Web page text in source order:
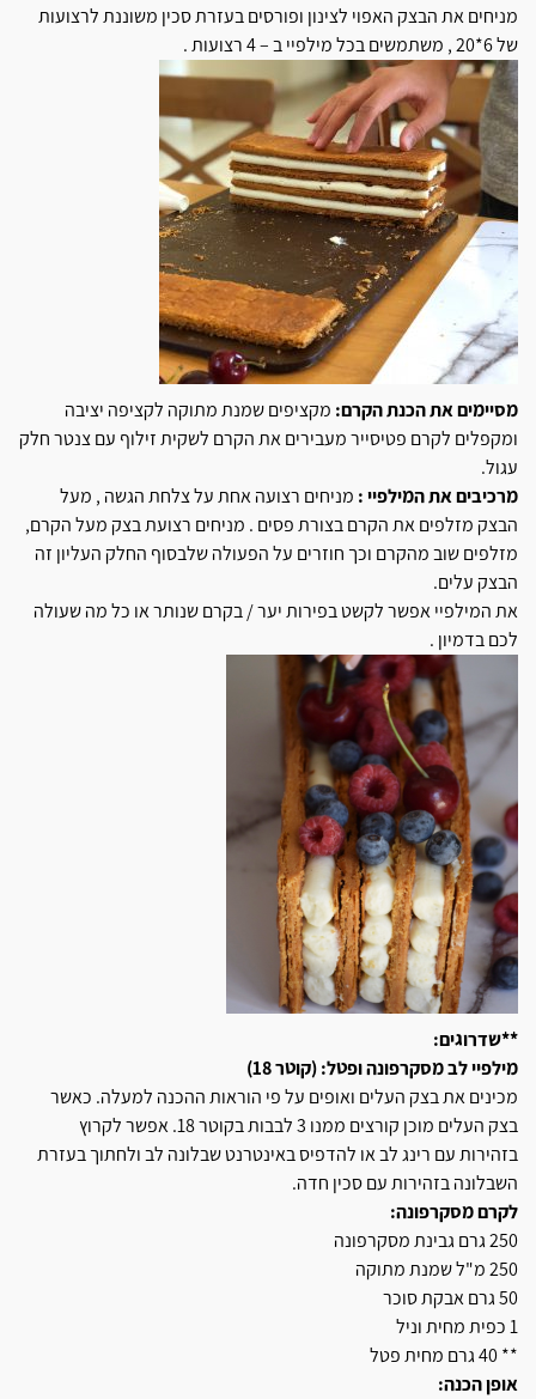
מניחים את הבצק האפוי לצינון ופורסים בעזרת סכין משוננת לרצועות
של 6*20 , משתמשים בכל מילפיי ב – 4 רצועות .
מסיימים את הכנת הקרם: מקציפים שמנת מתוקה לקציפה יציבה
ומקפלים לקרם פטיסייר מעבירים את הקרם לשקית זילוף עם צנטר חלק
עגול.
מרכיבים את המילפיי : מניחים רצועה אחת על צלחת הגשה , מעל
הבצק מזלפים את הקרם בצורת פסים . מניחים רצועת בצק מעל הקרם,
מזלפים שוב מהקרם וכך חוזרים על הפעולה שלבסוף החלק העליון זה
הבצק עלים.
את המילפיי אפשר לקשט בפירות יער / בקרם שנותר או כל מה שעולה
לכם בדמיון .
**שדרוגים:
מילפיי לב מסקרפונה ופטל: (קוטר 18)
מכינים את בצק העלים ואופים על פי הוראות ההכנה למעלה. כאשר
בצק העלים מוכן קורצים ממנו 3 לבבות בקוטר 18. אפשר לקרוץ
בזהירות עם רינג לב או להדפיס באינטרנט שבלונה לב ולחתוך בעזרת
השבלונה בזהירות עם סכין חדה.
לקרם מסקרפונה:
250 גרם גבינת מסקרפונה
250 מ"ל שמנת מתוקה
50 גרם אבקת סוכר
1 כפית מחית וניל
** 40 גרם מחית פטל
אופן הכנה: